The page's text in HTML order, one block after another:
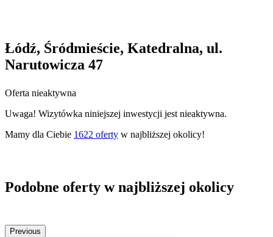
Łódź, Śródmieście, Katedralna, ul.
Narutowicza 47
Oferta nieaktywna
Uwaga! Wizytówka niniejszej inwestycji jest nieaktywna.
Mamy dla Ciebie 1622 oferty w najbliższej okolicy!
Podobne oferty w najbliższej okolicy
Previous